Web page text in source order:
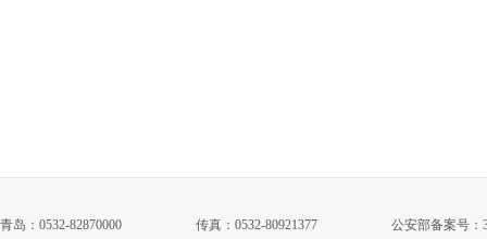
青岛：0532-82870000 传真：0532-80921377
公安部备案号：